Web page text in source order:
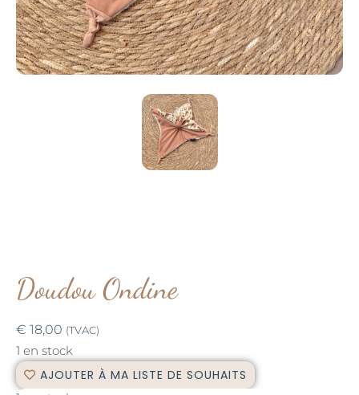
Doudou Ondine
€ 18,00 (TVAC)
1 en stock
AJOUTER À MA LISTE DE SOUHAITS